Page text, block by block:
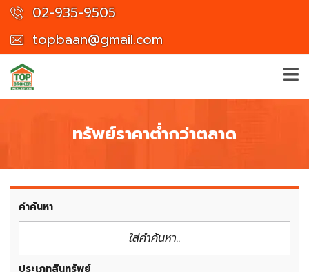
02-935-9505
topbaan@gmail.com
ทรัพย์ราคาต่ำกว่าตลาด
คำค้นหา
ประเภทสินทรัพย์